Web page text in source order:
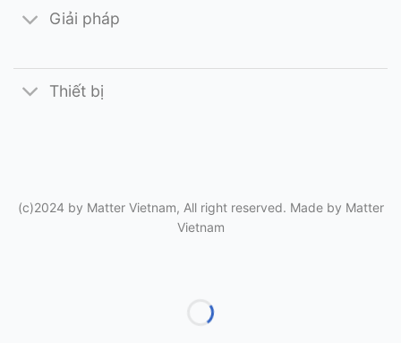
Giải pháp
Thiết bị
(c)2024 by Matter Vietnam, All right reserved. Made by Matter
Vietnam